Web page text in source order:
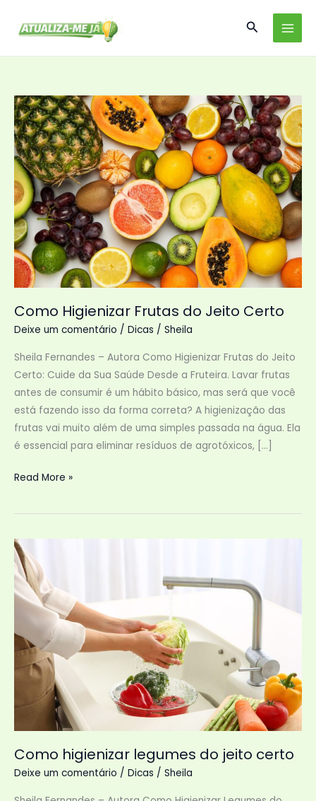
para
Pesquisar
Como Higienizar Frutas do Jeito Certo
Deixe um comentário / Dicas / Sheila
Sheila Fernandes – Autora Como Higienizar Frutas do Jeito
Certo: Cuide da Sua Saúde Desde a Fruteira. Lavar frutas
antes de consumir é um hábito básico, mas será que você
está fazendo isso da forma correta? A higienização das
frutas vai muito além de uma simples passada na água. Ela
é essencial para eliminar resíduos de agrotóxicos, […]
Como
Frutas
Jeito
Certo
Read More »
Como higienizar legumes do jeito certo
Deixe um comentário / Dicas / Sheila